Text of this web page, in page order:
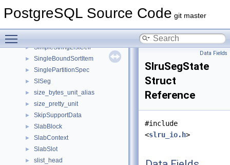
PostgreSQL Source Code git master
► SimplePtrListCell
► SimpleStringListCell
► SingleBoundSortItem
► SinglePartitionSpec
► SISeg
► size_bytes_unit_alias
► size_pretty_unit
► SkipSupportData
► SlabBlock
► SlabContext
► SlabSlot
► slist_head
Data Fields
SlruSegState
Struct
Reference
#include
<slru_io.h>